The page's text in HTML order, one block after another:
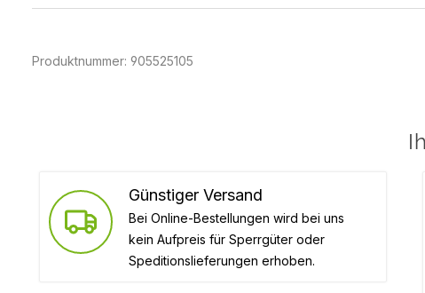
Produktnummer: 905525105
Günstiger Versand
Bei Online-Bestellungen wird bei uns
kein Aufpreis für Sperrgüter oder
Speditionslieferungen erhoben.